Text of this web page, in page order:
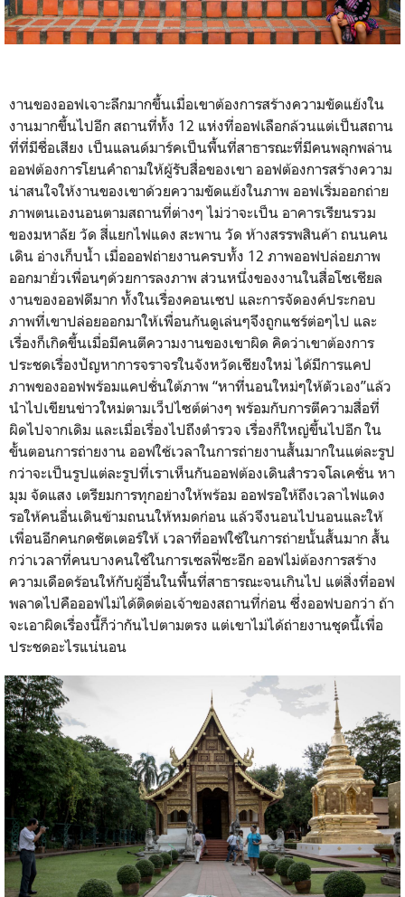
งานของออฟเจาะลึกมากขึ้นเมื่อเขาต้องการสร้างความขัดแย้งใน
งานมากขึ้นไปอีก สถานที่ทั้ง 12 แห่งที่ออฟเลือกล้วนแต่เป็นสถาน
ที่ที่มีชื่อเสียง เป็นแลนด์มาร์คเป็นพื้นที่สาธารณะที่มีคนพลุกพล่าน
ออฟต้องการโยนคำถามให้ผู้รับสื่อของเขา ออฟต้องการสร้างความ
น่าสนใจให้งานของเขาด้วยความขัดแย้งในภาพ ออฟเริ่มออกถ่าย
ภาพตนเองนอนตามสถานที่ต่างๆ ไม่ว่าจะเป็น อาคารเรียนรวม
ของมหาลัย วัด สี่แยกไฟแดง สะพาน วัด ห้างสรรพสินค้า ถนนคน
เดิน อ่างเก็บน้ำ เมื่อออฟถ่ายงานครบทั้ง 12 ภาพออฟปล่อยภาพ
ออกมายั่วเพื่อนๆด้วยการลงภาพ ส่วนหนึ่งของงานในสื่อโซเชียล
งานของออฟดีมาก ทั้งในเรื่องคอนเซป และการจัดองค์ประกอบ
ภาพที่เขาปล่อยออกมาให้เพื่อนกันดูเล่นๆจึงถูกแชร์ต่อๆไป และ
เรื่องก็เกิดขึ้นเมื่อมีคนตีความงานของเขาผิด คิดว่าเขาต้องการ
ประชดเรื่องปัญหาการจราจรในจังหวัดเชียงใหม่ ได้มีการแคป
ภาพของออฟพร้อมแคปชั่นใต้ภาพ “หาที่นอนใหม่ๆให้ตัวเอง”แล้ว
นำไปเขียนข่าวใหม่ตามเว็ปไซต์ต่างๆ พร้อมกับการตีความสื่อที่
ผิดไปจากเดิม และเมื่อเรื่องไปถึงตำรวจ เรื่องก็ใหญ่ขึ้นไปอีก ใน
ขั้นตอนการถ่ายงาน ออฟใช้เวลาในการถ่ายงานสั้นมากในแต่ละรูป
กว่าจะเป็นรูปแต่ละรูปที่เราเห็นกันออฟต้องเดินสำรวจโลเคชั่น หา
มุม จัดแสง เตรียมการทุกอย่างให้พร้อม ออฟรอให้ถึงเวลาไฟแดง
รอให้คนอื่นเดินข้ามถนนให้หมดก่อน แล้วจึงนอนไปนอนและให้
เพื่อนอีกคนกดชัตเตอร์ให้ เวลาที่ออฟใช้ในการถ่ายนั้นสั้นมาก สั้น
กว่าเวลาที่คนบางคนใช้ในการเซลฟี่ซะอีก ออฟไม่ต้องการสร้าง
ความเดือดร้อนให้กับผู้อื่นในพื้นที่สาธารณะจนเกินไป แต่สิ่งที่ออฟ
พลาดไปคือออฟไม่ได้ติดต่อเจ้าของสถานที่ก่อน ซึ่งออฟบอกว่า ถ้า
จะเอาผิดเรื่องนี้ก็ว่ากันไปตามตรง แต่เขาไม่ได้ถ่ายงานชุดนี้เพื่อ
ประชดอะไรแน่นอน